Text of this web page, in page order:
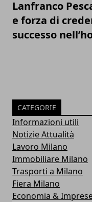
Lanfranco
e forza di
successo
CATEGORIE
Informazioni utili
Notizie Attualità
Lavoro Milano
Immobiliare Milano
Trasporti a Milano
Fiera Milano
Economia &